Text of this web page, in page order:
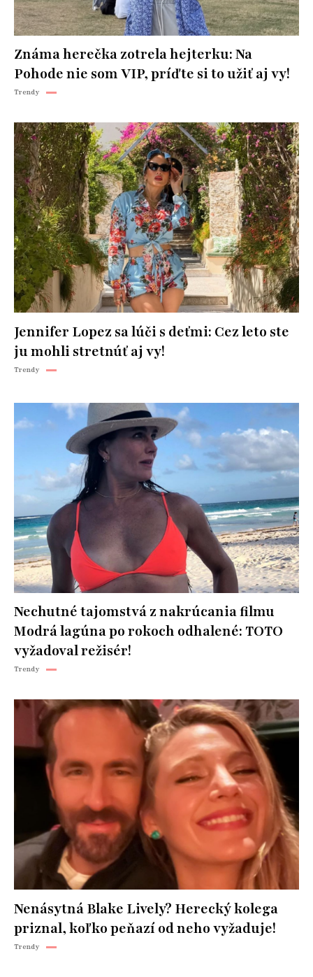
Známa herečka zotrela hejterku: Na
Pohode nie som VIP, príďte si to užiť aj vy!
Trendy
Jennifer Lopez sa lúči s deťmi: Cez leto ste
ju mohli stretnúť aj vy!
Trendy
Nechutné tajomstvá z nakrúcania filmu
Modrá lagúna po rokoch odhalené: TOTO
vyžadoval režisér!
Trendy
Nenásytná Blake Lively? Herecký kolega
priznal, koľko peňazí od neho vyžaduje!
Trendy